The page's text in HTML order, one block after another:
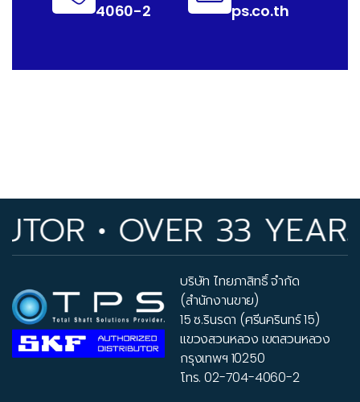
4060-2
ps.co.th
• OVER 33 YEARS
บริษัท ไทยภาสิทธิ์ จำกัด
(สำนักงานขาย)
15 ซ.รินรดา (ศรีนครินทร์ 15)
แขวงสวนหลวง เขตสวนหลวง
กรุงเทพฯ 10250
โทร.02-704-4060-2